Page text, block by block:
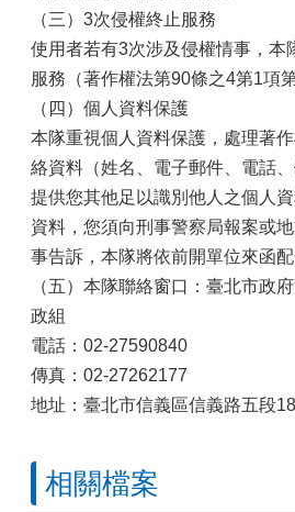
（三）3次侵權終止服務
使用者若有3次涉及侵權情事，本
服務（著作權法第90條之4第1項
（四）個人資料保護
本隊重視個人資料保護，處理著
絡資料（姓名、電子郵件、電話
提供您其他足以識別他人之個人
資料，您須向刑事警察局報案或
事告訴，本隊將依前開單位來函配
（五）本隊聯絡窗口：臺北市政
政組
電話：02-27590840
傳真：02-27262177
地址：臺北市信義區信義路五段
相關檔案